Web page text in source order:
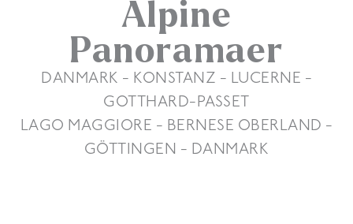
Alpine
Panoramaer
DANMARK - KONSTANZ - LUCERNE -
GOTTHARD-PASSET
LAGO MAGGIORE - BERNESE OBERLAND -
GÖTTINGEN - DANMARK